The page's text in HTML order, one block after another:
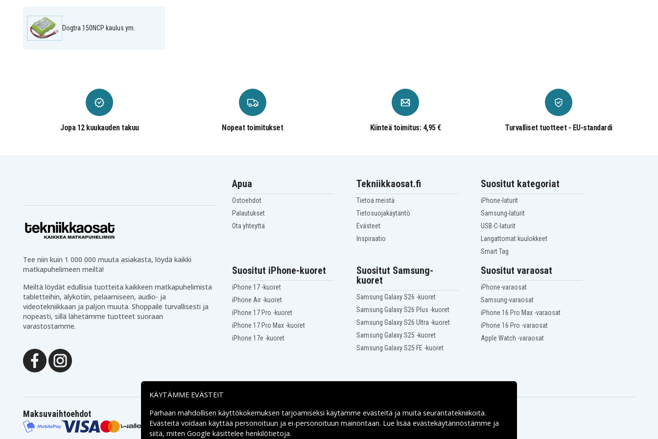
Dogtra 150NCP kaulus ym.
Jopa 12 kuukauden takuu Nopeat toimitukset Kiinteä toimitus: 4,95 € Turvalliset tuotteet - EU-standardi
Tee niin kuin 1 000 000 muuta asiakasta, löydä kaikki
matkapuhelimeen meiltä!
Meiltä löydät edullisia tuotteita kaikkeen matkapuhelimista
tabletteihin, älykotiin, pelaamiseen, audio- ja
videotekniikkaan ja paljon muuta. Shoppaile turvallisesti ja
nopeasti, sillä lähetämme tuotteet suoraan
varastostamme.
Apua
Ostoehdot
Palautukset
Ota yhteyttä
Tekniikkaosat.fi
Tietoa meistä
Tietosuojakäytäntö
Evästeet
Inspiraatio
Suositut kategoriat
iPhone-laturit
Samsung-laturit
USB-C-laturit
Langattomat kuulokkeet
Smart Tag
Suositut iPhone-kuoret
iPhone 17 -kuoret
iPhone Air -kuoret
iPhone 17 Pro -kuoret
iPhone 17 Pro Max -kuoret
iPhone 17e -kuoret
Suositut Samsung-
kuoret
Samsung Galaxy S26 -kuoret
Samsung Galaxy S26 Plus -kuoret
Samsung Galaxy S26 Ultra -kuoret
Samsung Galaxy S25 -kuoret
Samsung Galaxy S25 FE -kuoret
Suositut varaosat
iPhone-varaosat
Samsung-varaosat
iPhone 16 Pro Max -varaosat
iPhone 16 Pro -varaosat
Apple Watch -varaosat
Maksuvaihtoehdot Toimitusvaihtoehdot
KÄYTÄMME EVÄSTEIT
Parhaan mahdollisen käyttökokemuksen tarjoamiseksi käytämme evästeitä ja muita seurantatekniikoita.
Evästeitä voidaan käyttää personoituun ja ei-personoituun mainontaan. Lue lisää evästekäytännöstämme ja
siitä, miten Google käsittelee henkilötietoja.